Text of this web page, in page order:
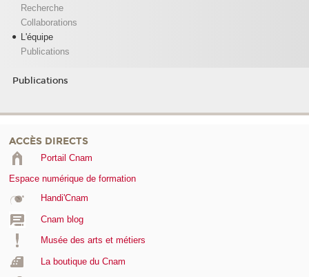
Recherche
Collaborations
L'équipe
Publications
Publications
ACCÈS DIRECTS
Portail Cnam
Espace numérique de formation
Handi'Cnam
Cnam blog
Musée des arts et métiers
La boutique du Cnam